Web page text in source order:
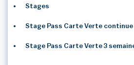
Stages
Stage Pass Carte Verte continue
Stage Pass Carte Verte 3